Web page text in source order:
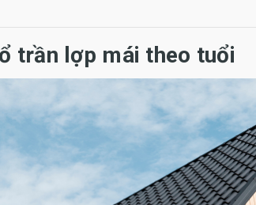
trần lợp mái theo tuổi